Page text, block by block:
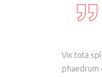
Vix tota
phaedrum